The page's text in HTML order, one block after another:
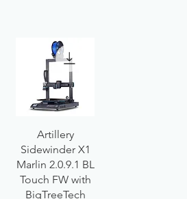
Vista rapida
Artillery
Sidewinder X1
Marlin 2.0.9.1 BL
Touch FW with
BigTreeTech